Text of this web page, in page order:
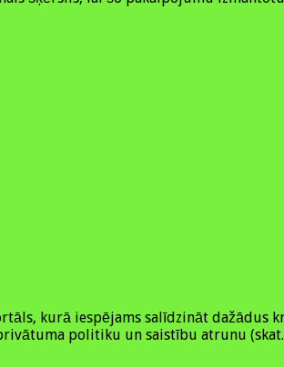
kurā iespējams salīdzināt
politiku un saistību atrunu (skat.